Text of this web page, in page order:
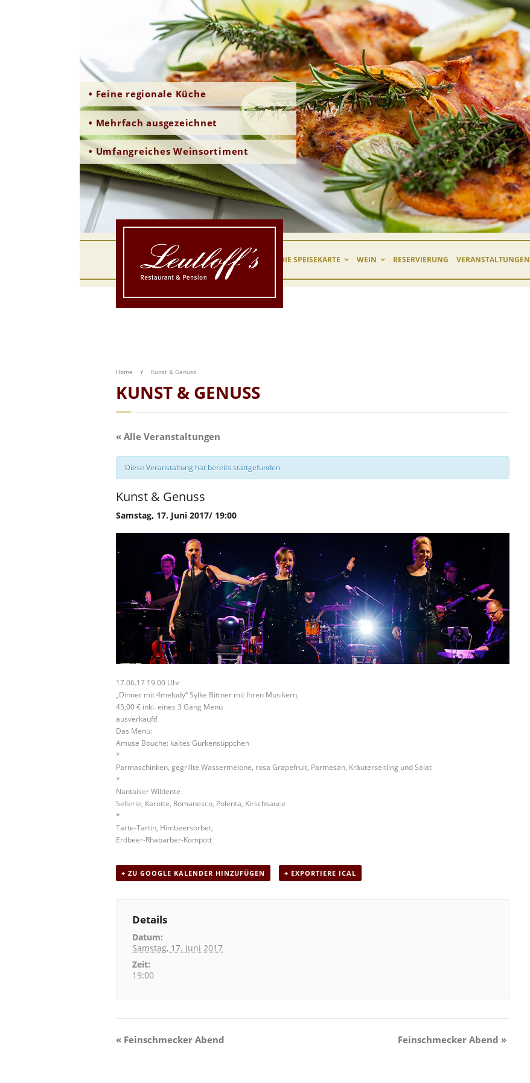
• Feine regionale Küche
• Mehrfach ausgezeichnet
• Umfangreiches Weinsortiment
DIE SPEISEKARTE WEIN RESERVIERUNG VERANSTALTUNGEN
KUNST & GENUSS
Home / Kunst & Genuss
« Alle Veranstaltungen
Diese Veranstaltung hat bereits stattgefunden.
Kunst & Genuss
Samstag, 17. Juni 2017/ 19:00
17.06.17 19.00 Uhr
„Dinner mit 4melody“ Sylke Bittner mit Ihren Musikern,
45,00 € inkl. eines 3 Gang Menü
ausverkauft!
Das Menü:
Amuse Bouche: kaltes Gurkensüppchen
*
Parmaschinken, gegrillte Wassermelone, rosa Grapefruit, Parmesan, Kräuterseitling und Salat
*
Nantaiser Wildente
Sellerie, Karotte, Romanesco, Polenta, Kirschsauce
*
Tarte-Tartin, Himbeersorbet,
Erdbeer-Rhabarber-Kompott
+ ZU GOOGLE KALENDER HINZUFÜGEN + EXPORTIERE ICAL
Details
Datum:
Samstag, 17. Juni 2017
Zeit:
19:00
V
« Feinschmecker Abend Feinschmecker Abend »